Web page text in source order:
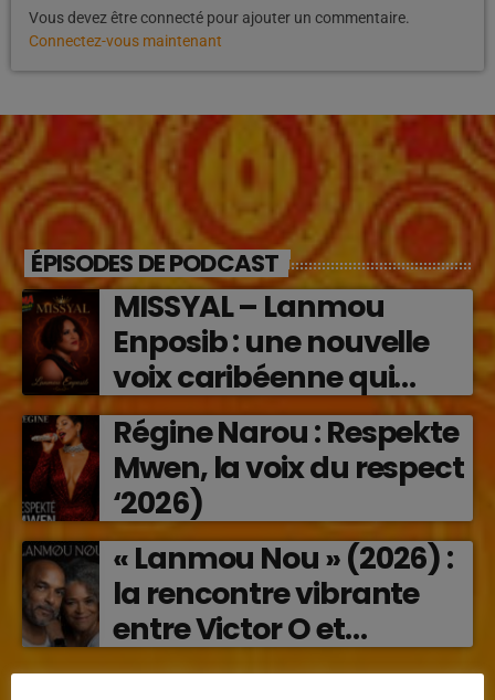
Vous devez être connecté pour ajouter un commentaire.
Connectez-vous maintenant
ÉPISODES DE PODCAST
MISSYAL – Lanmou
Enposib : une nouvelle
voix caribéenne qui
transforme les émotions
en musique (2026)
Régine Narou : Respekte
Mwen, la voix du respect
‘2026)
« Lanmou Nou » (2026) :
la rencontre vibrante
entre Victor O et
Jocelyne Béroard